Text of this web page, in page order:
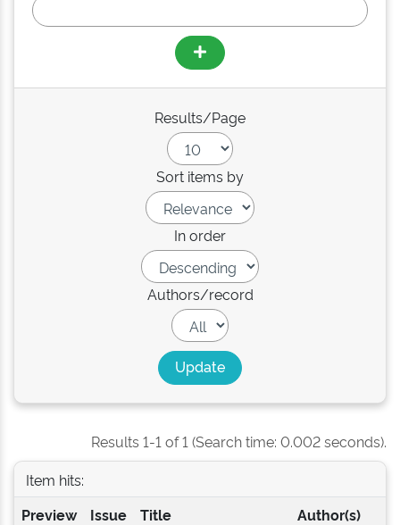
Results/Page
Sort items by
In order
Authors/record
Results 1-1 of 1 (Search time: 0.002 seconds).
Item hits:
Preview
Issue
Title Author(s)